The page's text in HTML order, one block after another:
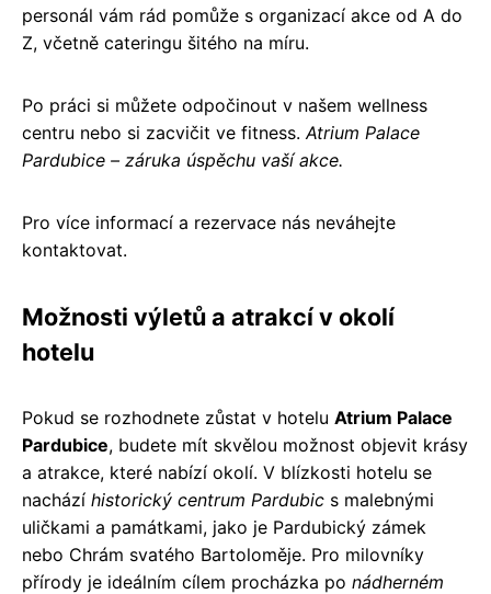
personál vám rád pomůže s organizací akce od A do
Z, včetně cateringu šitého na míru.
Po práci si můžete odpočinout v našem wellness
centru nebo si zacvičit ve fitness. Atrium Palace
Pardubice – záruka úspěchu vaší akce.
Pro více informací a rezervace nás neváhejte
kontaktovat.
Možnosti výletů a atrakcí v okolí
hotelu
Pokud se rozhodnete zůstat v hotelu Atrium Palace
Pardubice, budete mít skvělou možnost objevit krásy
a atrakce, které nabízí okolí. V blízkosti hotelu se
nachází historický centrum Pardubic s malebnými
uličkami a památkami, jako je Pardubický zámek
nebo Chrám svatého Bartoloměje. Pro milovníky
přírody je ideálním cílem procházka po nádherném